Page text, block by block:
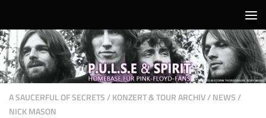
A SAUCERFUL OF SECRETS/KONZERT & TOUR ARCHIV/NEWS/
NICK MASON